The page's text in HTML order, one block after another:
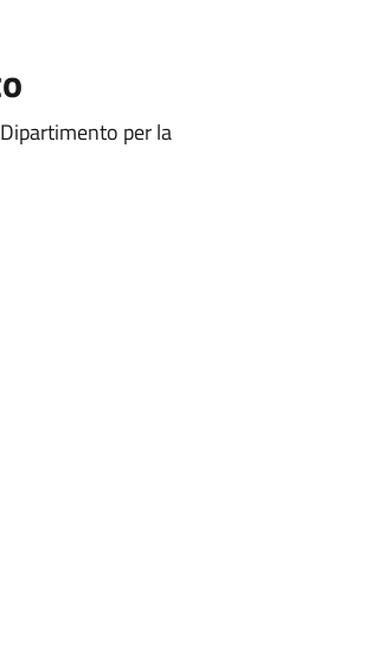
per la